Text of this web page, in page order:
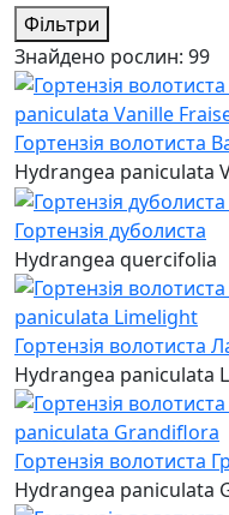
Фільтри
Знайдено рослин: 99
Гортензія волотиста
Hydrangea paniculata
Гортензія дуболиста
Hydrangea quercifolia
Гортензія волотиста
Hydrangea paniculata
Гортензія волотиста
Hydrangea paniculata